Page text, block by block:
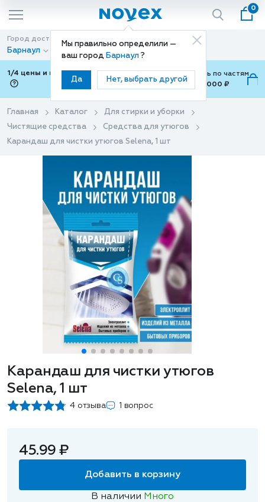
Мы правильно определили —
ваш город Барнаул ?
Да Нет, выбрать другой
0
Город доставки
Барнаул
Способ доставки
Доставка
1/4 цены и покупки ваши с Подели
Можно оплатить по частям
от 700 ₽ до 15,000 ₽
Главная Каталог
Для стирки и уборки
Чистящие средства
Средства для утюгов
Карандаш для чистки утюгов Selena, 1 шт
Карандаш для чистки утюгов
Selena, 1 шт
4 отзыва 1 вопрос
45.99 ₽
Добавить в корзину
В наличии Много